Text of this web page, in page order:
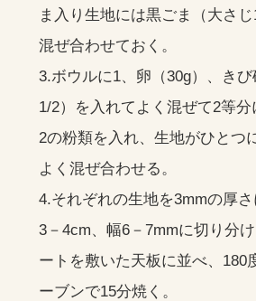
ま入り生地には黒ごま（大さ
混ぜ合わせておく。
3.ボウルに1、卵（30g）、き
1/2）を入れてよく混ぜて2等
2の粉類を入れ、生地がひとつ
よく混ぜ合わせる。
4.それぞれの生地を3mmの厚
3－4cm、幅6－7mmに切り分
ートを敷いた天板に並べ、180
ーブンで15分焼く。